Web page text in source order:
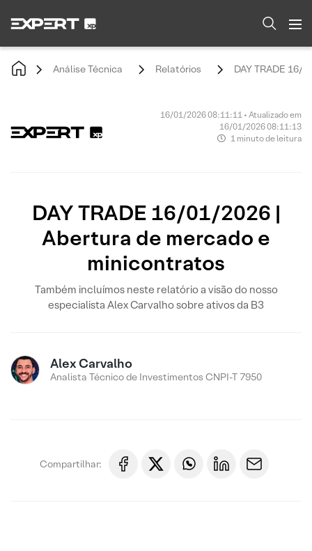
Análise Técnica Relatórios DAY TRADE 16/
16/01/2026 08:11:11 • Atualizado em
16/01/2026 08:11:13
1 minuto de leitura
DAY TRADE 16/01/2026 |
Abertura de mercado e
minicontratos
Também incluímos neste relatório a visão do nosso
especialista Alex Carvalho sobre ativos da B3
Alex Carvalho
Analista Técnico de Investimentos CNPI-T 7950
Compartilhar: